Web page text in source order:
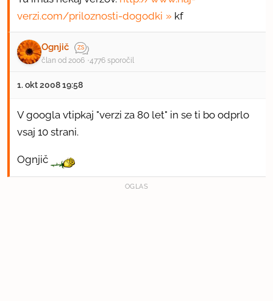
verzi.com/priloznosti-dogodki
kf
Ognjič
član od 2006 4776 sporočil
1. okt 2008 19:58
V googla vtipkaj "verzi za 80 let" in se ti bo odprlo
vsaj 10 strani.
Ognjič
OGLAS